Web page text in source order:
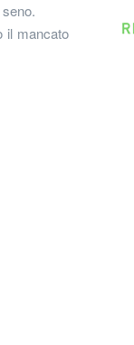
il mancato